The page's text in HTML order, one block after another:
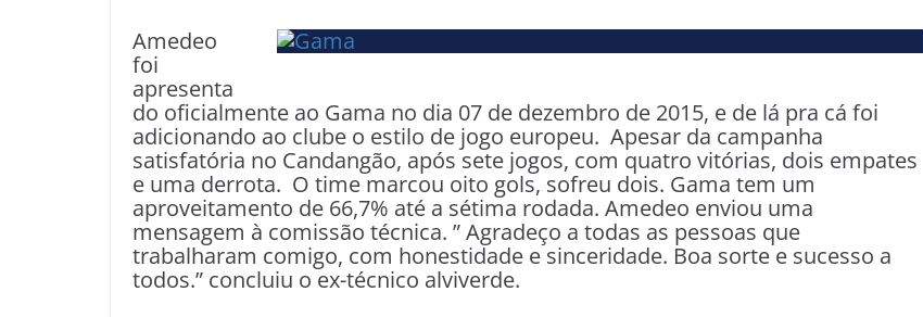
Amedeo
foi
apresenta
do oficialmente ao Gama no dia 07 de dezembro de 2015, e de lá pra cá foi
adicionando ao clube o estilo de jogo europeu. Apesar da campanha
satisfatória no Candangão, após sete jogos, com quatro vitórias, dois empates
e uma derrota. O time marcou oito gols, sofreu dois. Gama tem um
aproveitamento de 66,7% até a sétima rodada. Amedeo enviou uma
mensagem à comissão técnica. ” Agradeço a todas as pessoas que
trabalharam comigo, com honestidade e sinceridade. Boa sorte e sucesso a
todos.” concluiu o ex-técnico alviverde.